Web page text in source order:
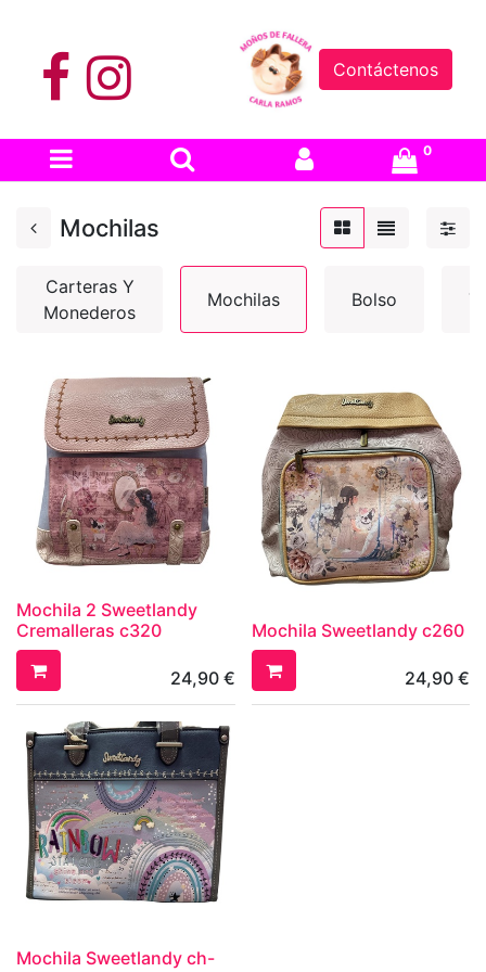
Contáctenos
0
Mochilas
Carteras Y
Monederos
Mochilas Bolso
Mochila 2 Sweetlandy
Cremalleras c320
24,90€
Mochila Sweetlandy c260
24,90 €
Mochila Sweetlandy ch-